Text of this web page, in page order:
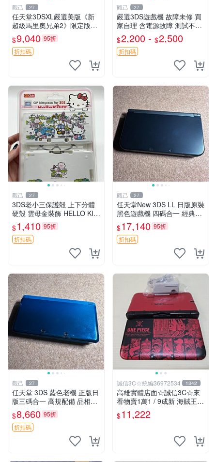
觀己 27
任天堂3DSXL嚴選美版《新
超級馬里奧兄弟2》限定版，
屏幕無壞點不黃，搭配國產觸
控筆 3DS XL 新超級馬里歐
弊端痕跡
$9,040 95折
折扣碼
觀己 27
嚴選3DS遊戲機 故障未修 買
家自理 含電源故障 測試不通
電 顏色隨機 200-230元 老三
款任天堂3DS 二手 故障 不開
機 浸水損傷 成色異常 原
$2,200 - $2,500
折扣碼
觀己 27
3DS老小三保護殻 上下分體
硬殼 雲母金裝飾 HELLO KIT
TY主題 超厚實非透氣設計 成
色極佳 正品未開封 新古如初
3DS 保護殼 hello
$1,410 95折
折扣碼
觀己 27
任天堂New 3DS LL 日版原裝
黑色遊戲機 四碼合一 經典款
式 兩片式螢幕 攝錄中古 此機
雙TN 屏老發黃 全部功能正常
避免爭議 新大三 白板
$17,140 95折
折扣碼
觀己 27
任天堂 3DS 藍色老機 正版日
版三碼合一 高規配備 品相優
良 5437 日版原裝 任天堂3D
S 老機 老化屏幕 網購推薦 54
37 日版 任天堂3DS
$8,660 95折
折扣碼
誠信3C☆統編36972534 1342
高雄實體店面☆誠信3C☆來
看物賣1萬1 / 9成新 海賊王
限定版 無改機 任天堂 3DS L
L 日規主機 二手功能正常 也
$11,222